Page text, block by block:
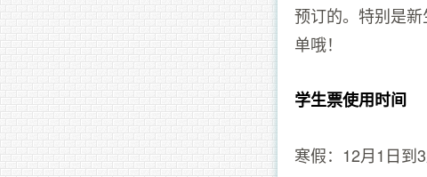
预订的。特别是
单哦！
学生票使用时间
寒假：12月1日到